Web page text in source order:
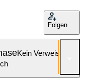
Folgen
Kein Verweis